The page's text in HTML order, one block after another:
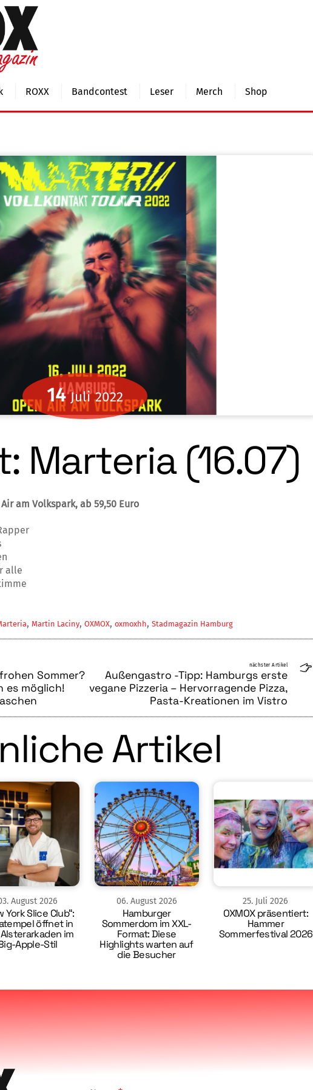
ROXX Bandcontest Leser Merch Shop
14 Juli 2022
Marteria (16.07)
am Volkspark, ab 59,50 Euro
alle
, Martin Laciny,OXMOX,oxmoxhh,Stadmagazin Hamburg
Sommer?
es möglich!
nächster Artikel
Außengastro -Tipp: Hamburgs erste
vegane Pizzeria – Hervorragende Pizza,
Pasta-Kreationen im Vistro
Artikel
. August 2026
York Slice Club“:
öffnet in
im
Apple-Stil
06. August 2026
Hamburger
Sommerdom im XXL-
Format: Diese
Highlights warten auf
die Besucher
25. Juli 2026
OXMOX präsentiert:
Hammer
Sommerfestival 2026